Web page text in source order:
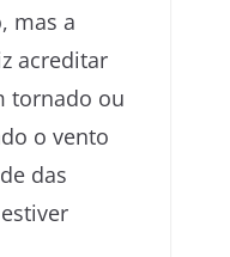
mas a
acreditar
tornado ou
o vento
das